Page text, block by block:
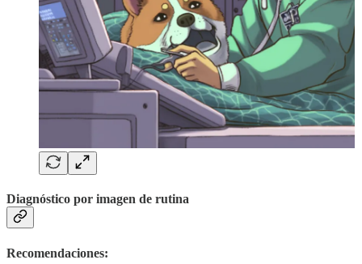
Diagnóstico por imagen de rutina
Recomendaciones: